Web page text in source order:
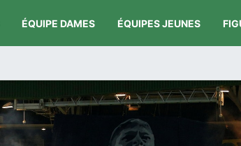
ÉQUIPE DAMES ÉQUIPES JEUNES